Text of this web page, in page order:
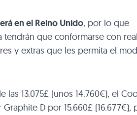
en el Reino Unido, por lo que
que conformarse con
y extras que les permita el
13.075£ (unos 14.760€), el
D por 15.660£ (16.677€),